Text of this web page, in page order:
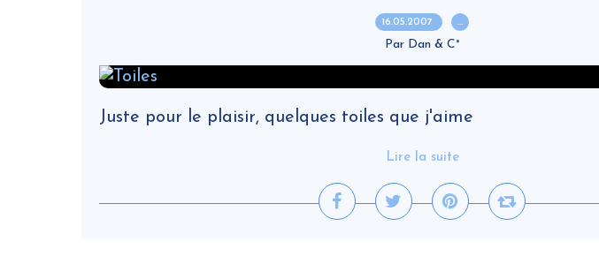
16.05.2007 …
Par Dan & C°
Juste pour le plaisir, quelques toiles que j'aime
Lire la suite